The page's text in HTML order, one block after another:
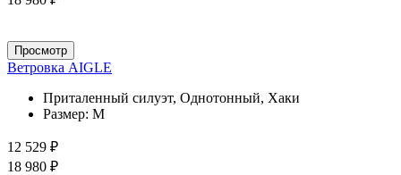
Просмотр
Ветровка AIGLE
Приталенный силуэт, Однотонный, Хаки
Размер: M
12 529 ₽
18 980 ₽